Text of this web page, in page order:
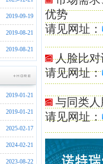
2019-09-19
2019-08-21
2019-08-21
2022-07-19
2021-12-21
2020-05-10
2019-05-10
2019-05-13
2019-01-21
2019-01-21
2025-02-17
2024-02-21
2023-08-22
优势
请见网址：
人脸比对
请见网址：
与同类
请见网址：